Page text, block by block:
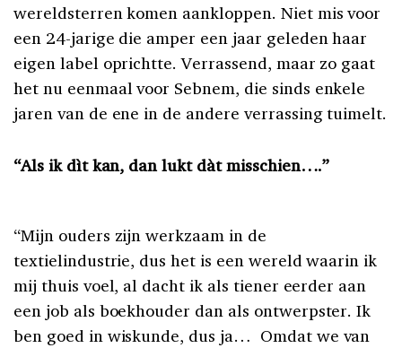
wereldsterren komen aankloppen. Niet mis voor
een 24-jarige die amper een jaar geleden haar
eigen label oprichtte. Verrassend, maar zo gaat
het nu eenmaal voor Sebnem, die sinds enkele
jaren van de ene in de andere verrassing tuimelt.
“Als ik dìt kan, dan lukt dàt misschien….”
“Mijn ouders zijn werkzaam in de
textielindustrie, dus het is een wereld waarin ik
mij thuis voel, al dacht ik als tiener eerder aan
een job als boekhouder dan als ontwerpster. Ik
ben goed in wiskunde, dus ja… Omdat we van